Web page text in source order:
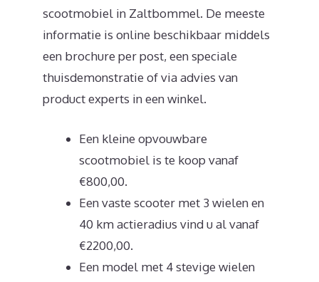
scootmobiel in Zaltbommel. De meeste
informatie is online beschikbaar middels
een brochure per post, een speciale
thuisdemonstratie of via advies van
product experts in een winkel.
Een kleine opvouwbare
scootmobiel is te koop vanaf
€800,00.
Een vaste scooter met 3 wielen en
40 km actieradius vind u al vanaf
€2200,00.
Een model met 4 stevige wielen